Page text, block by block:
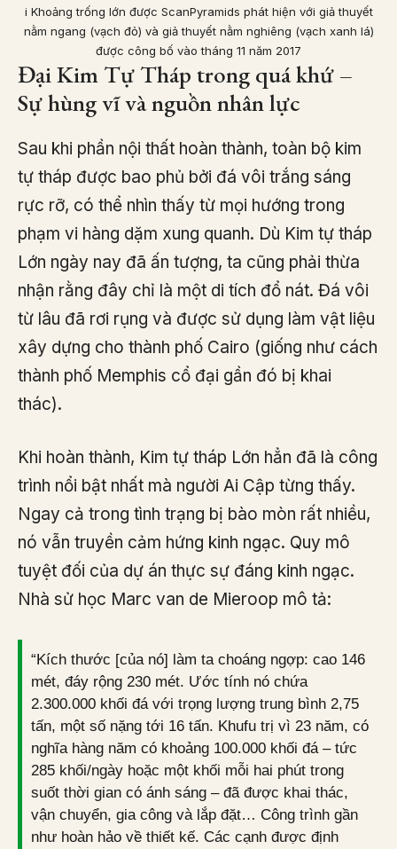
i Khoảng trống lớn được ScanPyramids phát hiện với giả thuyết
nằm ngang (vạch đỏ) và giả thuyết nằm nghiêng (vạch xanh lá)
được công bố vào tháng 11 năm 2017
Đại Kim Tự Tháp trong quá khứ –
Sự hùng vĩ và nguồn nhân lực
Sau khi phần nội thất hoàn thành, toàn bộ kim
tự tháp được bao phủ bởi đá vôi trắng sáng
rực rỡ, có thể nhìn thấy từ mọi hướng trong
phạm vi hàng dặm xung quanh. Dù Kim tự tháp
Lớn ngày nay đã ấn tượng, ta cũng phải thừa
nhận rằng đây chỉ là một di tích đổ nát. Đá vôi
từ lâu đã rơi rụng và được sử dụng làm vật liệu
xây dựng cho thành phố Cairo (giống như cách
thành phố Memphis cổ đại gần đó bị khai
thác).
Khi hoàn thành, Kim tự tháp Lớn hẳn đã là công
trình nổi bật nhất mà người Ai Cập từng thấy.
Ngay cả trong tình trạng bị bào mòn rất nhiều,
nó vẫn truyền cảm hứng kinh ngạc. Quy mô
tuyệt đối của dự án thực sự đáng kinh ngạc.
Nhà sử học Marc van de Mieroop mô tả:
“Kích thước [của nó] làm ta choáng ngợp: cao 146
mét, đáy rộng 230 mét. Ước tính nó chứa
2.300.000 khối đá với trọng lượng trung bình 2,75
tấn, một số nặng tới 16 tấn. Khufu trị vì 23 năm, có
nghĩa hàng năm có khoảng 100.000 khối đá – tức
285 khối/ngày hoặc một khối mỗi hai phút trong
suốt thời gian có ánh sáng – đã được khai thác,
vận chuyển, gia công và lắp đặt… Công trình gần
như hoàn hảo về thiết kế. Các cạnh được định